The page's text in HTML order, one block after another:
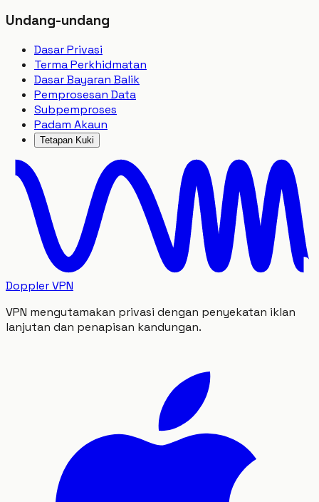
Undang-undang
Dasar Privasi
Terma Perkhidmatan
Dasar Bayaran Balik
Pemprosesan Data
Subpemproses
Padam Akaun
Tetapan Kuki
Doppler VPN
VPN mengutamakan privasi dengan penyekatan iklan
lanjutan dan penapisan kandungan.